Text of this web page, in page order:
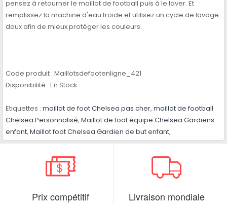
pensez à retourner le maillot de football puis à le laver. Et
remplissez la machine d'eau froide et utilisez un cycle de lavage
doux afin de mieux protéger les couleurs.
Code produit : Maillotsdefootenligne_421
Disponibilité : En Stock
Etiquettes : maillot de foot Chelsea pas cher, maillot de football
Chelsea Personnalisé, Maillot de foot équipe Chelsea Gardiens
enfant, Maillot foot Chelsea Gardien de but enfant,
Prix compétitif Livraison mondiale